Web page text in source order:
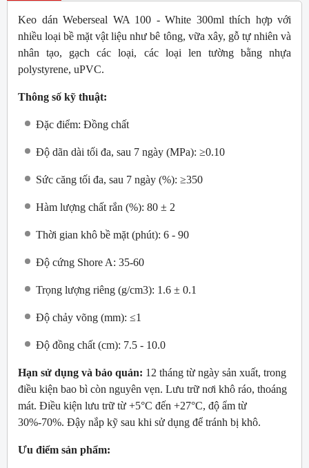
Keo dán Weberseal WA 100 - White 300ml thích hợp với
nhiều loại bề mặt vật liệu như bê tông, vữa xây, gỗ tự nhiên và
nhân tạo, gạch các loại, các loại len tường bằng nhựa
polystyrene, uPVC.
Thông số kỹ thuật:
Đặc điểm: Đồng chất
Độ dãn dài tối đa, sau 7 ngày (MPa): ≥0.10
Sức căng tối đa, sau 7 ngày (%): ≥350
Hàm lượng chất rắn (%): 80 ± 2
Thời gian khô bề mặt (phút): 6 - 90
Độ cứng Shore A: 35-60
Trọng lượng riêng (g/cm3): 1.6 ± 0.1
Độ chảy võng (mm): ≤1
Độ đồng chất (cm): 7.5 - 10.0
Hạn sử dụng và bảo quản: 12 tháng từ ngày sản xuất, trong
điều kiện bao bì còn nguyên vẹn. Lưu trữ nơi khô ráo, thoáng
mát. Điều kiện lưu trữ từ +5°C đến +27°C, độ ẩm từ
30%-70%. Đậy nắp kỹ sau khi sử dụng để tránh bị khô.
Ưu điểm sản phẩm: